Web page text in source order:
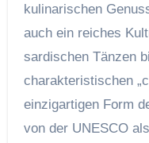
kulinarischen
auch ein reiches
sardischen Tänzen
charakteristischen
einzigartigen Form
von der UNESCO